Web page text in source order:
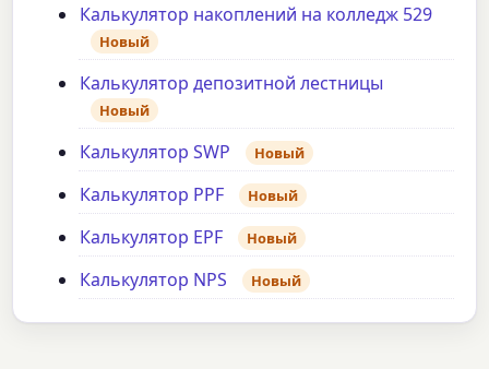
Калькулятор накоплений на колледж 529
Новый
Калькулятор депозитной лестницы
Новый
Калькулятор SWP Новый
Калькулятор PPF Новый
Калькулятор EPF Новый
Калькулятор NPS Новый